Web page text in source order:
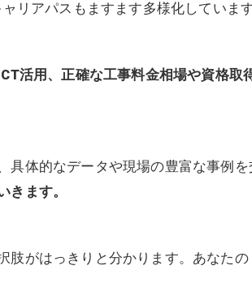
リアパスもますます多様化しています
活用、正確な工事料金相場や資格取
体的なデータや現場の豊富な事例
きます。
がはっきりと分かります。あなた